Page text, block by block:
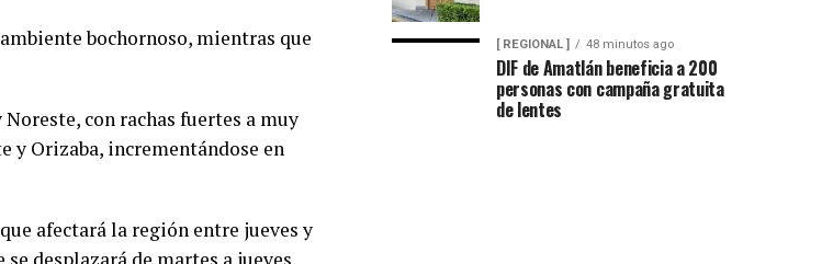
bochornoso, mientras que
con rachas fuertes a muy
y Orizaba, incrementándose en
afectará la región entre jueves y
[ REGIONAL ] 48 minutos ago
DIF de Amatlán beneficia a 200
personas con campaña gratuita
de lentes